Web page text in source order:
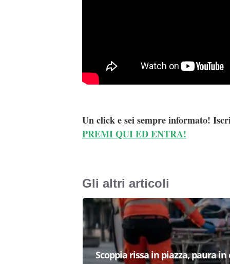
Un click e sei sempre informato!
PREMI QUI ED ENTRA!
Gli altri articoli
Scoppia rissa in piazza, paura